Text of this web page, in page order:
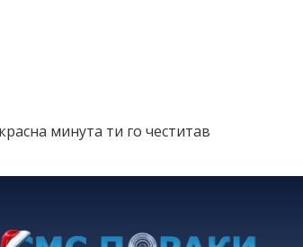
минута ти го честитав